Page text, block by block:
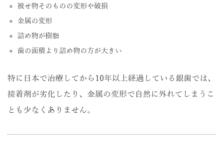
被せ物そのものの変形や破損
金属の変形
詰め物が樹脂
歯の面積より詰め物の方が大きい
特に日本で治療してから10年以上経過している銀歯では、
接着剤が劣化したり、金属の変形で自然に外れてしまうこ
とも少なくありません。